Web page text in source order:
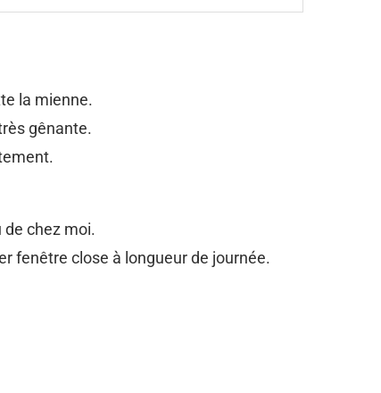
la mienne.
gênante.
de chez moi.
fenêtre close à longueur de journée.